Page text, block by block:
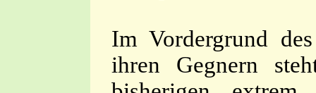
Im Vordergrund
ihren Gegnern